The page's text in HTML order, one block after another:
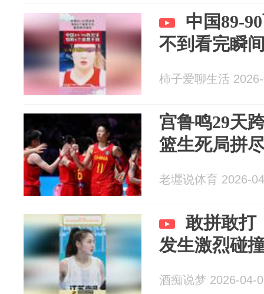
中国89-
不到看完瞬
柿子爱聊生活
宫鲁鸣29天
篮生死局拼
老壥说体育 2026-
敢拼敢打
发生激烈碰
酒痴说梦 2026-04-